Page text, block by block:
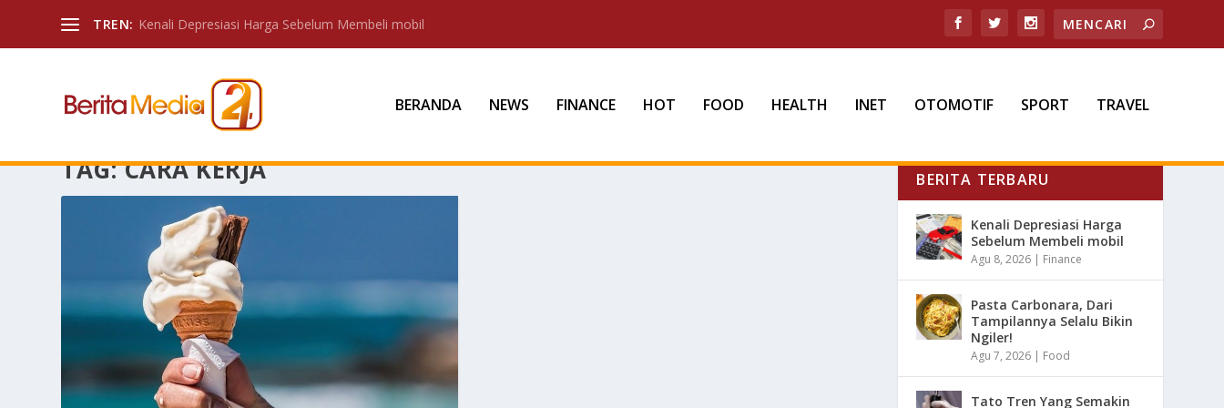
TREN: Kenali Depresiasi Harga Sebelum Membeli mobil
BERANDA NEWS FINANCE HOT FOOD HEALTH INET OTOMOTIF SPORT TRAVEL
TAG:CARA KERJA BERITA TERBARU
Kenali Depresiasi Harga
Sebelum Membeli mobil
Agu 8, 2026 | Finance
Pasta Carbonara, Dari
Tampilannya Selalu Bikin
Ngiler!
Agu 7, 2026 | Food
Tato Tren Yang Semakin